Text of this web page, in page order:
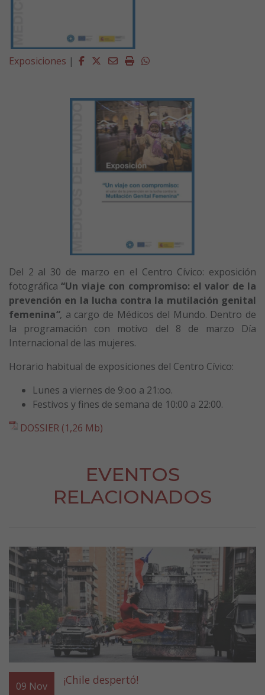
Exposiciones | Facebook
Twitter
EmailImprimirWhatsapp
Del 2 al 30 de marzo en el Centro Cívico: exposición
fotográfica“Un viaje con compromiso: el valor de la
prevención en la lucha contra la mutilación genital
femenina“, a cargo de Médicos del Mundo. Dentro de
la programación con motivo del 8 de marzo Día
Internacional de las mujeres.
Horario habitual de exposiciones del Centro Cívico:
Lunes a viernes de 9:oo a 21:oo.
Festivos y fines de semana de 10:00 a 22:00.
DOSSIER (1,26 Mb)
EVENTOS
RELACIONADOS
09 Nov ¡Chile despertó!